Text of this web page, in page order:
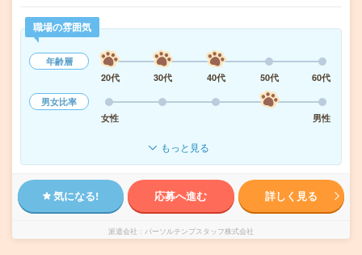
職場の雰囲気
年齢層
20代
30代 40代 50代
60代
男女比率
女性
男性
もっと見る
気になる! 応募へ進む 詳しく見る
派遣会社 パーソルテンプスタッフ株式会社